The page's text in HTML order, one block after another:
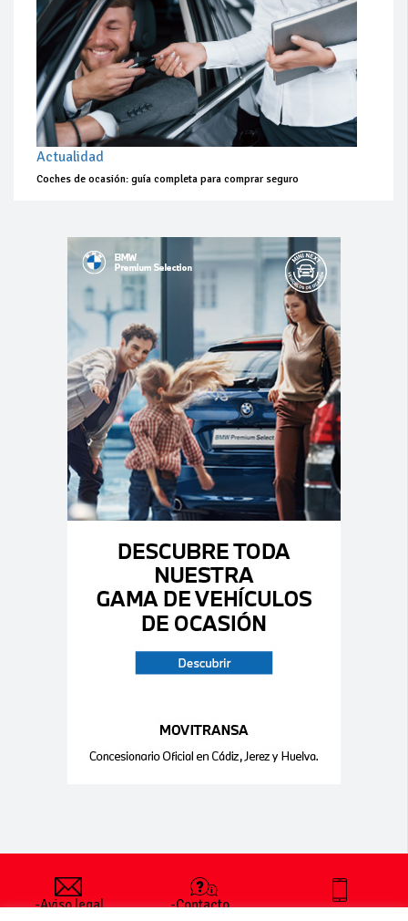
Actualidad
Coches de ocasión: guía completa para comprar seguro
-Aviso legal
-Contacto
+34 627 35